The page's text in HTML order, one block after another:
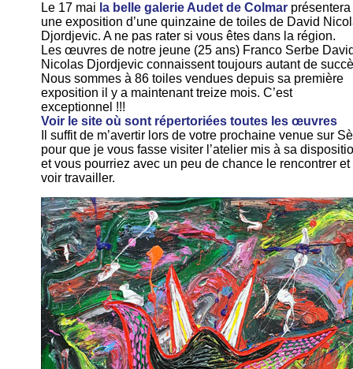
Le 17 mai la belle galerie Audet de Colmar présentera
une exposition d’une quinzaine de toiles de David
Djordjevic. A ne pas rater si vous êtes dans la région.
Les œuvres de notre jeune (25 ans) Franco Serbe
Nicolas Djordjevic connaissent toujours autant de
Nous sommes à 86 toiles vendues depuis sa première
exposition il y a maintenant treize mois. C’est
exceptionnel !!!
Voir le site où sont répertoriées toutes les œuvres
Il suffit de m’avertir lors de votre prochaine venue sur
pour que je vous fasse visiter l’atelier mis à sa
et vous pourriez avec un peu de chance le rencontrer et
voir travailler.